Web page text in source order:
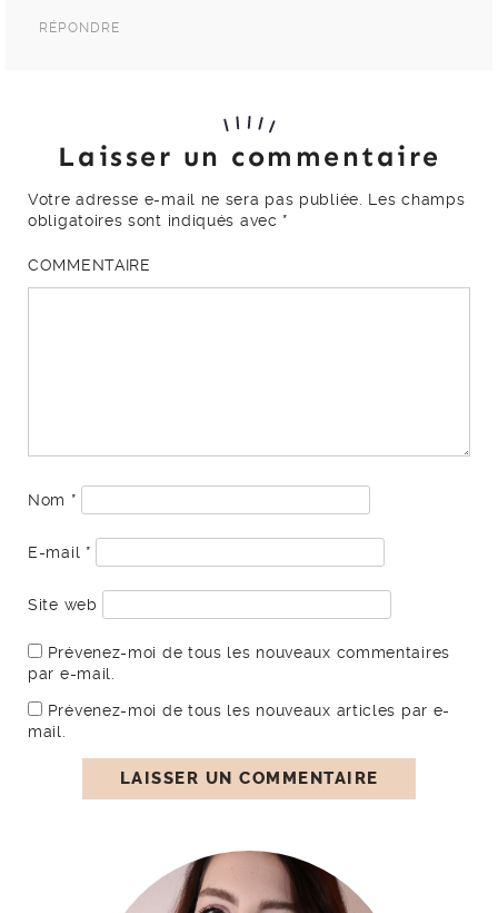
RÉPONDRE
Laisser un commentaire
Votre adresse e-mail ne sera pas publiée.
Les champs
obligatoires sont indiqués avec *
COMMENTAIRE
Nom *
E-mail *
Site web
Prévenez-moi de tous les nouveaux commentaires
par e-mail.
Prévenez-moi de tous les nouveaux articles par e-
mail.